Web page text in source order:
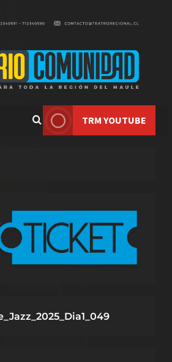
TRM YOUTUBE